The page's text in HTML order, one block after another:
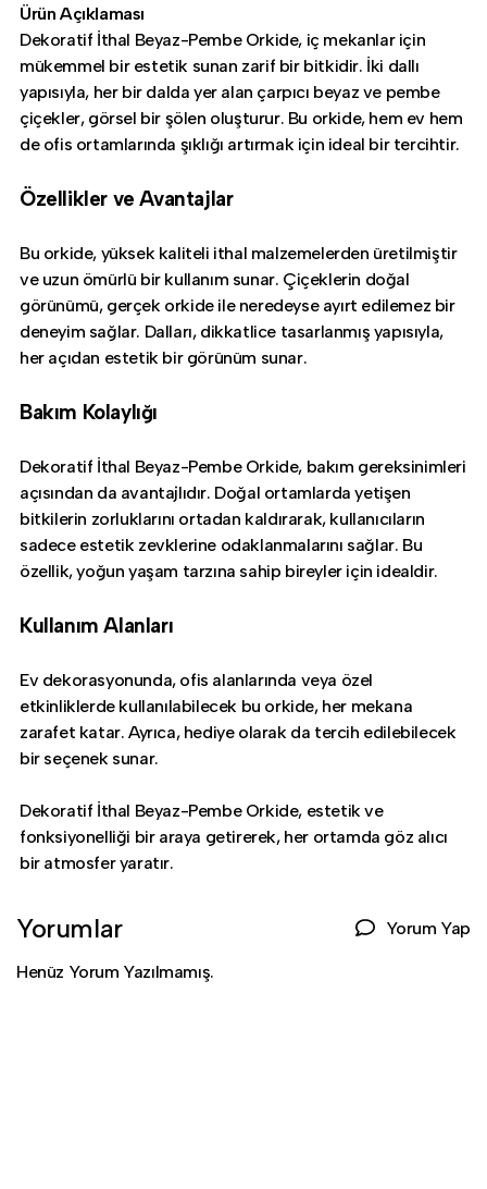
Ürün Açıklaması
Dekoratif İthal Beyaz-Pembe Orkide, iç mekanlar için
mükemmel bir estetik sunan zarif bir bitkidir. İki dallı
yapısıyla, her bir dalda yer alan çarpıcı beyaz ve pembe
çiçekler, görsel bir şölen oluşturur. Bu orkide, hem ev hem
de ofis ortamlarında şıklığı artırmak için ideal bir tercihtir.
Özellikler ve Avantajlar
Bu orkide, yüksek kaliteli ithal malzemelerden üretilmiştir
ve uzun ömürlü bir kullanım sunar. Çiçeklerin doğal
görünümü, gerçek orkide ile neredeyse ayırt edilemez bir
deneyim sağlar. Dalları, dikkatlice tasarlanmış yapısıyla,
her açıdan estetik bir görünüm sunar.
Bakım Kolaylığı
Dekoratif İthal Beyaz-Pembe Orkide, bakım gereksinimleri
açısından da avantajlıdır. Doğal ortamlarda yetişen
bitkilerin zorluklarını ortadan kaldırarak, kullanıcıların
sadece estetik zevklerine odaklanmalarını sağlar. Bu
özellik, yoğun yaşam tarzına sahip bireyler için idealdir.
Kullanım Alanları
Ev dekorasyonunda, ofis alanlarında veya özel
etkinliklerde kullanılabilecek bu orkide, her mekana
zarafet katar. Ayrıca, hediye olarak da tercih edilebilecek
bir seçenek sunar.
Dekoratif İthal Beyaz-Pembe Orkide, estetik ve
fonksiyonelliği bir araya getirerek, her ortamda göz alıcı
bir atmosfer yaratır.
Yorumlar Yorum Yap
Henüz Yorum Yazılmamış.